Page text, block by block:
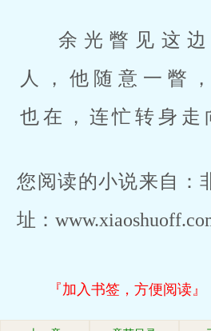
余光瞥见这
人，他随意一瞥
也在，连忙转身走
您阅读的小说来自：
址：
『加入书签，方便阅读』